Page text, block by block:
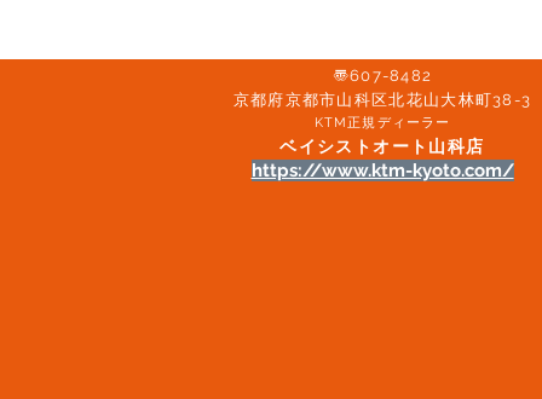
〠607-8482
京都府京都市山科区北花山大林町38-3​
KTM正規ディーラー
ベイシストオート山科店
https://www.ktm-kyoto.com/